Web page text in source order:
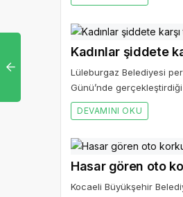
Kadınlar şiddete
Lüleburgaz Belediyesi
Günü’nde
DEVAMINI OKU
Hasar gören oto
Kocaeli Büyükşehir